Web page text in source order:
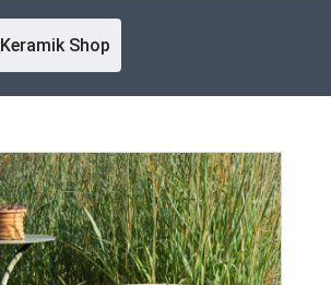
Keramik Shop